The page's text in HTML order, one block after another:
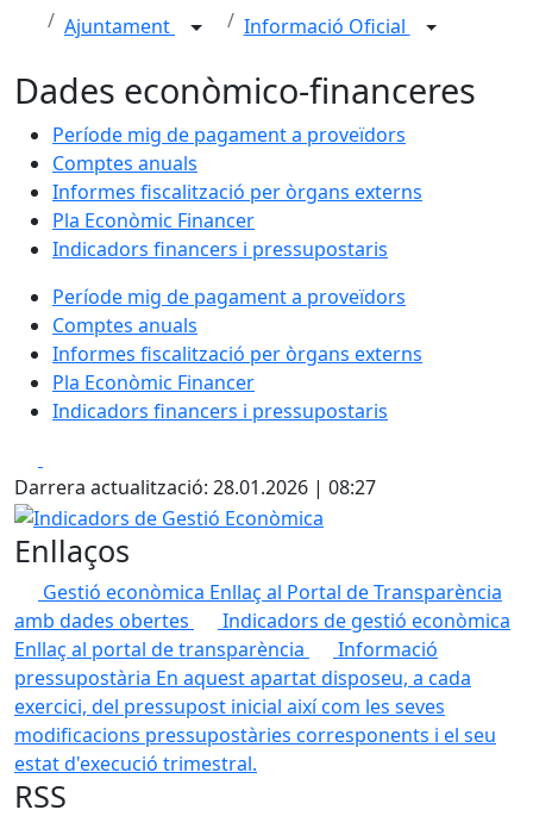
Ajuntament Informació Oficial
Dades econòmico-financeres
Període mig de pagament a proveïdors
Comptes anuals
Informes fiscalització per òrgans externs
Pla Econòmic Financer
Indicadors financers i pressupostaris
Període mig de pagament a proveïdors
Comptes anuals
Informes fiscalització per òrgans externs
Pla Econòmic Financer
Indicadors financers i pressupostaris
Darrera actualització: 28.01.2026 | 08:27
Indicadors de Gestió Econòmica
Enllaços
Gestió econòmica Enllaç al Portal de Transparència
amb dades obertes
Indicadors de gestió econòmica
Enllaç al portal de transparència
Informació
pressupostària En aquest apartat disposeu, a cada
exercici, del pressupost inicial així com les seves
modificacions pressupostàries corresponents i el seu
estat d'execució trimestral.
RSS